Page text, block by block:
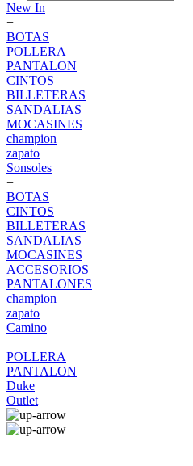
New In
+
BOTAS
POLLERA
PANTALON
CINTOS
BILLETERAS
SANDALIAS
MOCASINES
champion
zapato
Sonsoles
+
BOTAS
CINTOS
BILLETERAS
SANDALIAS
MOCASINES
ACCESORIOS
PANTALONES
champion
zapato
Camino
+
POLLERA
PANTALON
Duke
Outlet